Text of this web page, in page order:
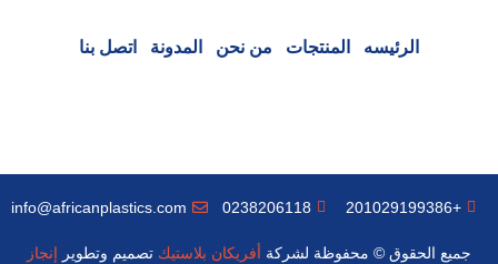
الرئيسه المنتجات من نحن المدونة اتصل بنا
جميع الحقوق © محفوظة لشركة أفريكان بلاستيك تصميم وتطوير إنجاز
+201029199386
0238206118
info@africanplastics.com